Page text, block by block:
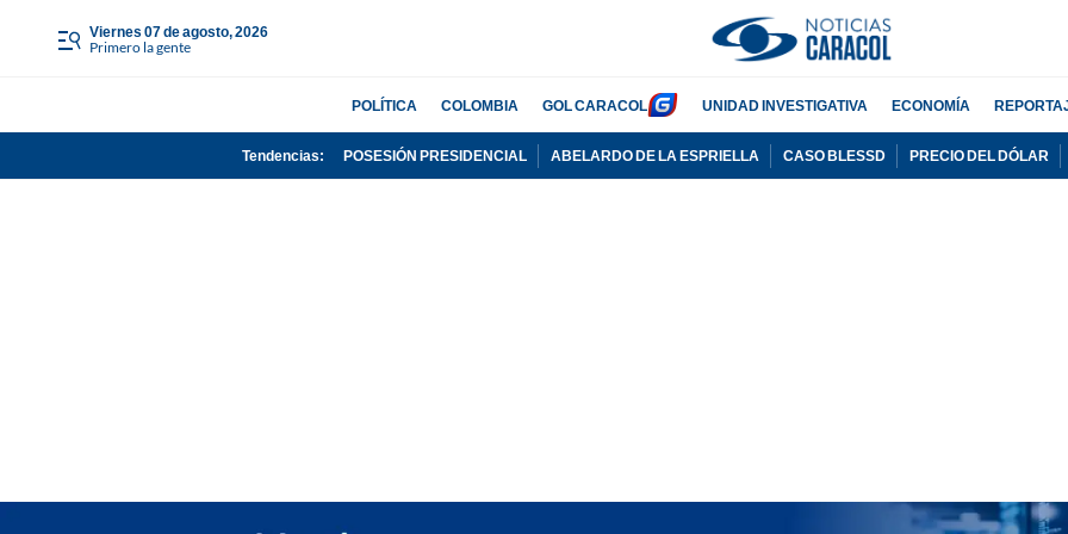
viernes 07 de agosto, 2026
Primero la gente
POLÍTICA COLOMBIA GOL CARACOL UNIDAD INVESTIGATIVA ECONOMÍA
Tendencias: POSESIÓN PRESIDENCIAL ABELARDO DE LA ESPRIELLA CASO BLESSD PRECIO DEL DÓLAR